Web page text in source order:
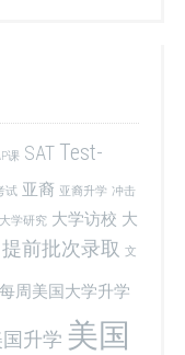
课 SAT Test-
试 亚裔 亚裔升学 冲击
大学研究 大学访校 大
提前批次录取 文
每周美国大学升学
升学 美国